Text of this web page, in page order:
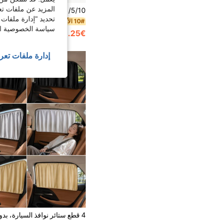
10# الأفضل مبيعا
3.25€
3.26€
المزيد عن ملفات
تحديد "إدارة
سياسة الخصوصية
إدارة ملفات